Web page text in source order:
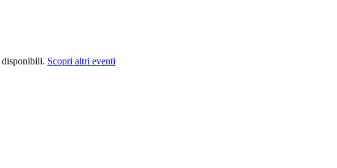
disponibili. Scopri altri eventi